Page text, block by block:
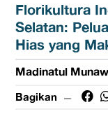
Florikultura
Selatan:
Hias yang
Madinatul
Bagikan